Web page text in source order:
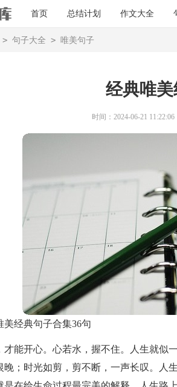
首页 总结计划 作文大全
> 句子大全 > 唯美句子
经典唯
时间：2024-06-21 11:22:06
美经典句子合集36句
才能开心。心若水，握不住。人生就似
晚；时光如剪，剪不断，一声长叹。人